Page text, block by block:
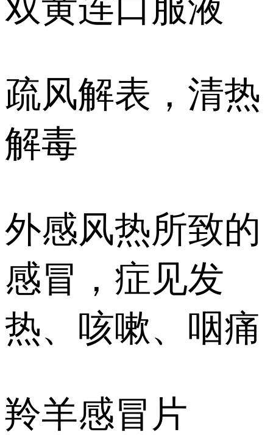
双黄连口服液
疏风解表，清热
解毒
外感风热所致的
感冒，症见发
热、咳嗽、咽痛
羚羊感冒片